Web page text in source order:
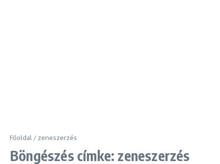
Főoldal / zeneszerzés
Böngészés címke: zeneszerzés